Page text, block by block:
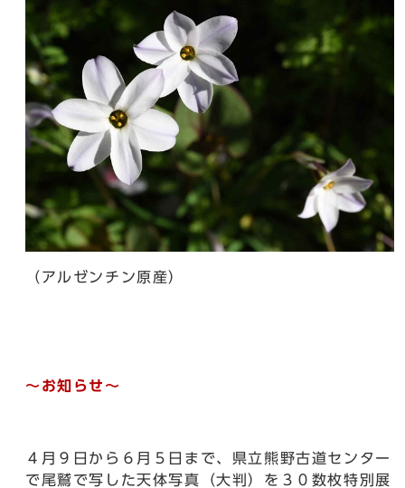
（アルゼンチン原産）
～お知らせ～
４月９日から６月５日まで、県立熊野古道センター
で尾鷲で写した天体写真（大判）を３０数枚特別展